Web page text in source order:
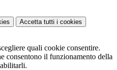
Accetta tutti i cookies
quali cookie consentire.
consentono il funzionamento della